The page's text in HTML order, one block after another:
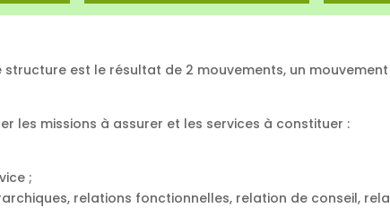
est le résultat de 2 mouvements, un
les missions à assurer et les services à constituer :
;
relations fonctionnelles, relation de conseil,